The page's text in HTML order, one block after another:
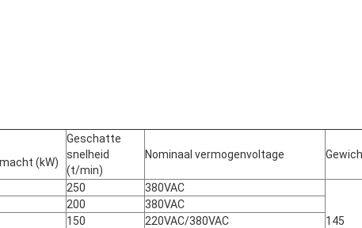
(kW)
Geschatte
snelheid
(t/min)
Nominaal vermogenvoltage
250 380VAC
145
200
380VAC
150
220VAC/380VAC